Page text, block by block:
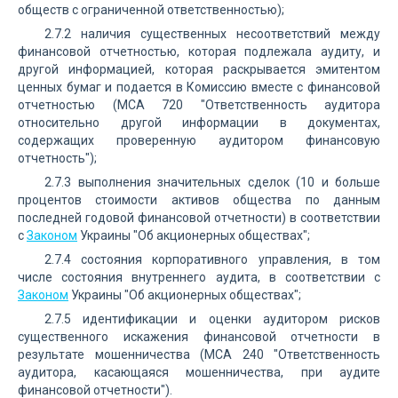
обществ с ограниченной ответственностью);
2.7.2 наличия существенных несоответствий между
финансовой отчетностью, которая подлежала аудиту, и
другой информацией, которая раскрывается эмитентом
ценных бумаг и подается в Комиссию вместе с финансовой
отчетностью (МСА 720 "Ответственность аудитора
относительно другой информации в документах,
содержащих проверенную аудитором финансовую
отчетность");
2.7.3 выполнения значительных сделок (10 и больше
процентов стоимости активов общества по данным
последней годовой финансовой отчетности) в соответствии
сЗаконом Украины "Об акционерных обществах";
2.7.4 состояния корпоративного управления, в том
числе состояния внутреннего аудита, в соответствии с
Законом Украины "Об акционерных обществах";
2.7.5 идентификации и оценки аудитором рисков
существенного искажения финансовой отчетности в
результате мошенничества (МСА 240 "Ответственность
аудитора, касающаяся мошенничества, при аудите
финансовой отчетности").